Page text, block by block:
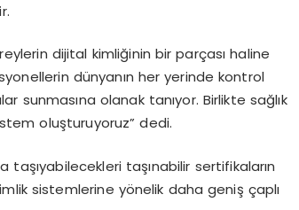
dijital kimliğinin bir parçasıhaline
dünyanın her yerinde kontrol
sunmasına olanak tanıyor. Birlikte sağlık
oluşturuyoruz” dedi.
taşıyabilecekleri taşınabilir sertifikaların
sistemlerine yönelik daha geniş çaplı